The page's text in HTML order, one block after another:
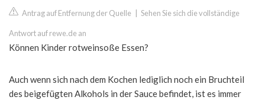
Antrag auf Entfernung der Quelle Sehen Sie sich die vollständige
Antwort auf rewe.de an
Können Kinder rotweinsoße Essen?
Auch wenn sich nach dem Kochen lediglich noch ein Bruchteil
des beigefügten Alkohols in der Sauce befindet, ist es immer